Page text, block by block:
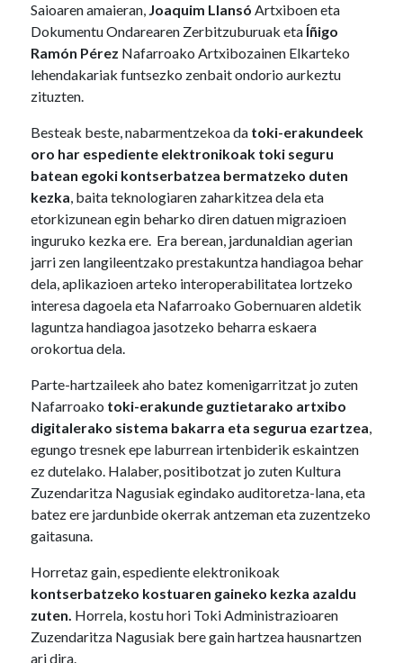
Saioaren amaieran, Joaquim Llansó Artxiboen eta
Dokumentu Ondarearen Zerbitzuburuak eta Íñigo
Ramón Pérez Nafarroako Artxibozainen Elkarteko
lehendakariak funtsezko zenbait ondorio aurkeztu
zituzten.
Besteak beste, nabarmentzekoa da toki-erakundeek
oro har espediente elektronikoak toki seguru
batean egoki kontserbatzea bermatzeko duten
kezka, baita teknologiaren zaharkitzea dela eta
etorkizunean egin beharko diren datuen migrazioen
inguruko kezka ere. Era berean, jardunaldian agerian
jarri zen langileentzako prestakuntza handiagoa behar
dela, aplikazioen arteko interoperabilitatea lortzeko
interesa dagoela eta Nafarroako Gobernuaren aldetik
laguntza handiagoa jasotzeko beharra eskaera
orokortua dela.
Parte-hartzaileek aho batez komenigarritzat jo zuten
Nafarroako toki-erakunde guztietarako artxibo
digitalerako sistema bakarra eta segurua ezartzea,
egungo tresnek epe laburrean irtenbiderik eskaintzen
ez dutelako. Halaber, positibotzat jo zuten Kultura
Zuzendaritza Nagusiak egindako auditoretza-lana, eta
batez ere jardunbide okerrak antzeman eta zuzentzeko
gaitasuna.
Horretaz gain, espediente elektronikoak
kontserbatzeko kostuaren gaineko kezka azaldu
zuten. Horrela, kostu hori Toki Administrazioaren
Zuzendaritza Nagusiak bere gain hartzea hausnartzen
ari dira.